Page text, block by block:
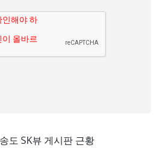
도 SK뷰 게시판 근황